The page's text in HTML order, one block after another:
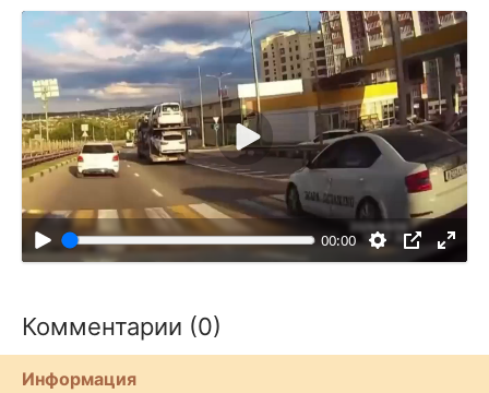
00:00
В
о
с
п
р
Комментарии (0)
Информация